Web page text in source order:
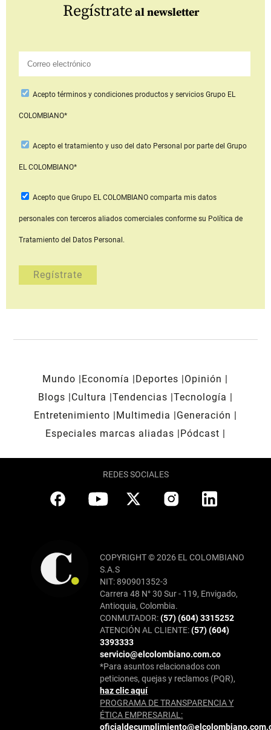
Regístrate al newsletter
Aceptotérminos y condiciones productos y serviciosGrupo EL
COLOMBIANO*
Acepto el tratamiento y uso del dato Personal por parte del Grupo
EL COLOMBIANO*
Acepto que Grupo EL COLOMBIANOcomparta mis datos
personales con terceros aliados comerciales conforme su Política de
Tratamiento del Datos Personal.
Mundo Economía Deportes
Opinión
Blogs
Cultura Tendencias Tecnología
Entretenimiento
Multimedia
Generación
Especiales marcas aliadas
Pódcast
REDES SOCIALES
COPYRIGHT © 2026 EL COLOMBIANO
S.A.S
NIT: 890901352-3
Carrera 48 N° 30 Sur - 119, Envigado,
Antioquia, Colombia.
CONMUTADOR:(57) (604) 3315252
ATENCIÓN AL CLIENTE:(57) (604)
3393333
servicio@elcolombiano.com.co
*Para asuntos relacionados con
peticiones, quejas y reclamos (PQR),
haz clic aquí
PROGRAMA DE TRANSPARENCIA Y
ÉTICA EMPRESARIAL: